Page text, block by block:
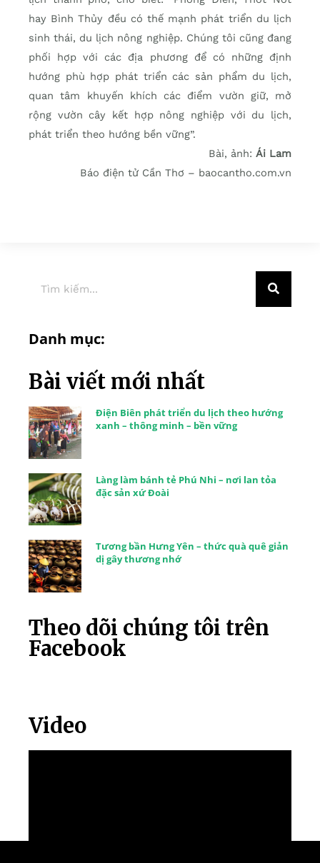
hay Bình Thủy đều có thế mạnh phát triển du lịch
sinh thái, du lịch nông nghiệp. Chúng tôi cũng đang
phối hợp với các địa phương để có những định
hướng phù hợp phát triển các sản phẩm du lịch,
quan tâm khuyến khích các điểm vườn giữ, mở
rộng vườn cây kết hợp nông nghiệp với du lịch,
phát triển theo hướng bền vững”.
Bài, ảnh: Ái Lam
Báo điện tử Cần Thơ – baocantho.com.vn
Danh mục:
Bài viết mới nhất
Điện Biên phát triển du lịch theo hướng
xanh – thông minh – bền vững
Làng làm bánh tẻ Phú Nhi – nơi lan tỏa
đặc sản xứ Đoài
Tương bần Hưng Yên – thức quà quê giản
dị gây thương nhớ
Theo dõi chúng tôi trên
Facebook
Video